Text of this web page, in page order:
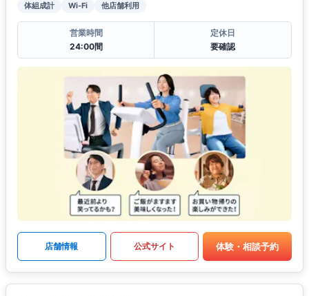
体組成計 Wi-Fi 他店舗利用
営業時間
24:00間
定休日
要確認
店舗情報 公式サイト 体験・相談予約